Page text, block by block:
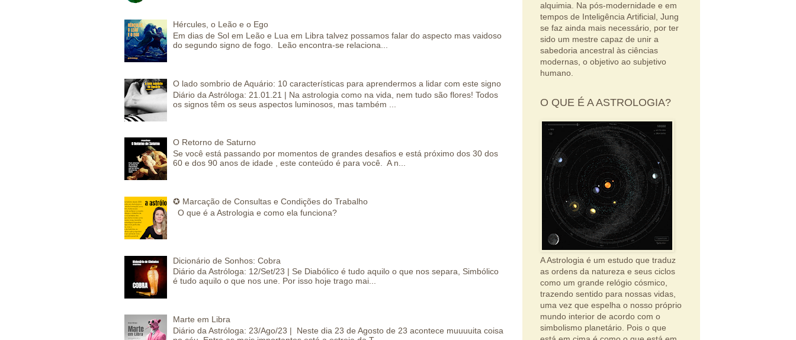
Hércules, o Leão e o Ego
Em dias de Sol em Leão e Lua em Libra talvez possamos falar do aspecto mas vaidoso
do segundo signo de fogo. Leão encontra-se relaciona...
O lado sombrio de Aquário: 10 características para aprendermos a lidar com este signo
Diário da Astróloga: 21.01.21 | Na astrologia como na vida, nem tudo são flores! Todos
os signos têm os seus aspectos luminosos, mas também ...
O Retorno de Saturno
Se você está passando por momentos de grandes desafios e está próximo dos 30 dos
60 e dos 90 anos de idade , este conteúdo é para você. A n...
✪ Marcação de Consultas e Condições do Trabalho
O que é a Astrologia e como ela funciona?
Dicionário de Sonhos: Cobra
Diário da Astróloga: 12/Set/23 | Se Diabólico é tudo aquilo o que nos separa, Simbólico
é tudo aquilo o que nos une. Por isso hoje trago mai...
Marte em Libra
Diário da Astróloga: 23/Ago/23 | Neste dia 23 de Agosto de 23 acontece muuuuita coisa
alquimia. Na pós-modernidade e em
tempos de Inteligência Artificial, Jung
se faz ainda mais necessário, por ter
sido um mestre capaz de unir a
sabedoria ancestral às ciências
modernas, o objetivo ao subjetivo
humano.
O QUE É A ASTROLOGIA?
A Astrologia é um estudo que traduz
as ordens da natureza e seus ciclos
como um grande relógio cósmico,
trazendo sentido para nossas vidas,
uma vez que espelha o nosso próprio
mundo interior de acordo com o
simbolismo planetário. Pois o que